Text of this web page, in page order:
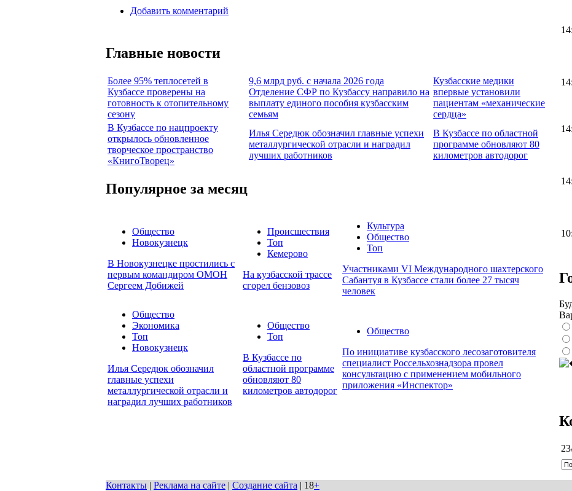
Добавить комментарий
Главные новости
Более 95% теплосетей в
Кузбассе проверены на
готовность к отопительному
сезону
9,6 млрд руб. с начала 2026 года
Отделение СФР по Кузбассу направило на
выплату единого пособия кузбасским
семьям
Кузбасские медики
впервые установили
пациентам «механические
сердца»
В Кузбассе по нацпроекту
открылось обновленное
творческое пространство
«КнигоТворец»
Илья Середюк обозначил главные успехи
металлургической отрасли и наградил
лучших работников
В Кузбассе по областной
программе обновляют 80
километров автодорог
Популярное за месяц
Общество
Новокузнецк
В Новокузнецке простились с
первым командиром ОМОН
Сергеем Добижей
Происшествия
Топ
Кемерово
На кузбасской трассе
сгорел бензовоз
Культура
Общество
Топ
Участниками VI Международного шахтерского
Сабантуя в Кузбассе стали более 27 тысяч
человек
Общество
Экономика
Топ
Новокузнецк
Илья Середюк обозначил
главные успехи
металлургической отрасли и
наградил лучших работников
Общество
Топ
В Кузбассе по
областной программе
обновляют 80
километров автодорог
Общество
По инициативе кузбасского лесозаготовителя
специалист Россельхознадзора провел
консультацию с применением мобильного
приложения «Инспектор»
Контакты | Реклама на сайте | Создание сайта | 18+